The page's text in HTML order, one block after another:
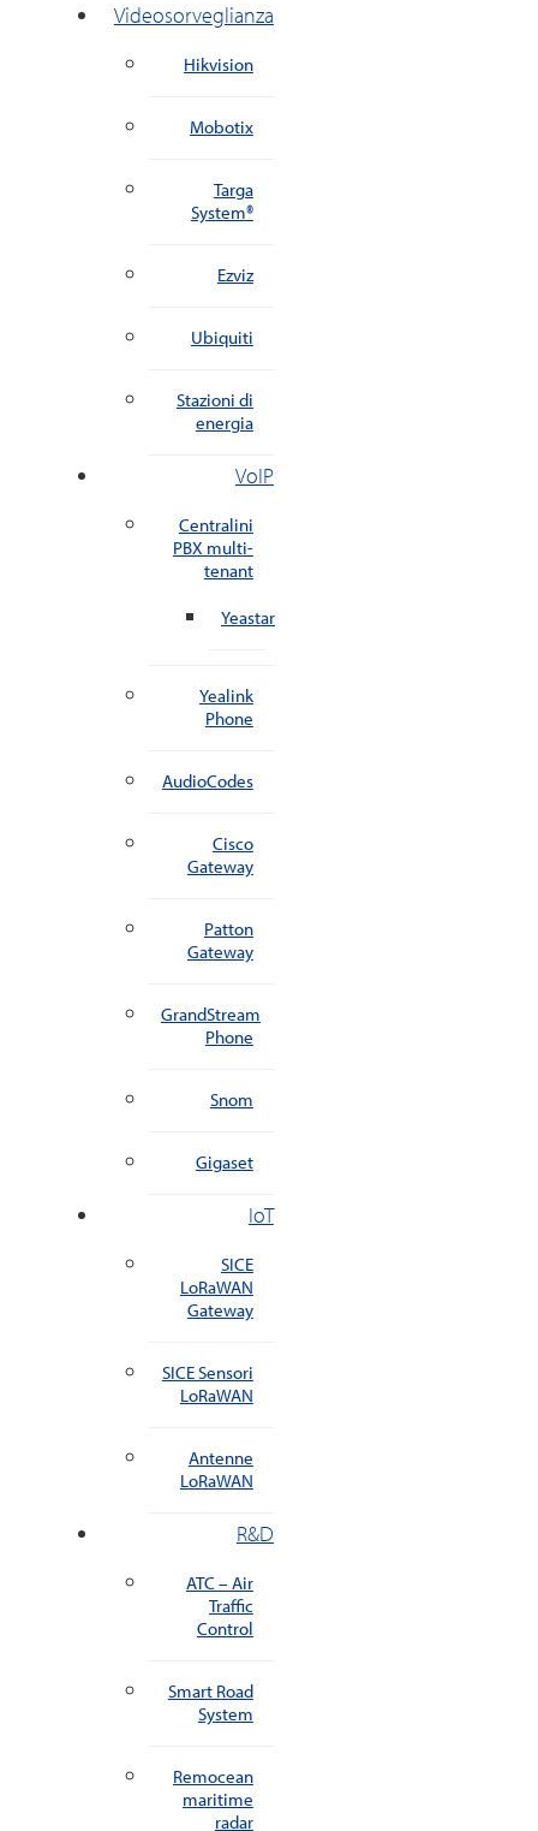
Videosorveglianza
Hikvision
Mobotix
Targa
System®
Ezviz
Ubiquiti
Stazioni di
energia
VoIP
Centralini
PBX multi-
tenant
Yeastar
Yealink
Phone
AudioCodes
Cisco
Gateway
Patton
Gateway
GrandStream
Phone
Snom
Gigaset
IoT
SICE
LoRaWAN
Gateway
SICE Sensori
LoRaWAN
Antenne
LoRaWAN
R&D
ATC – Air
Traffic
Control
Smart Road
System
Remocean
maritime
radar